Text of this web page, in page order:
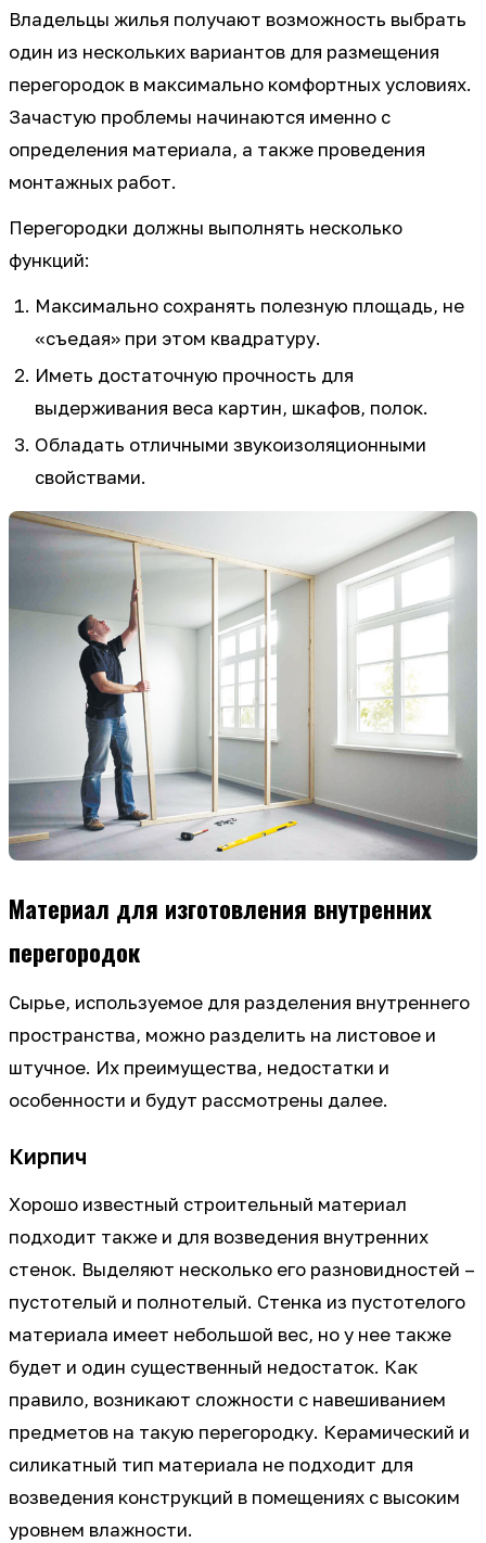
Владельцы жилья получают возможность выбрать
один из нескольких вариантов для размещения
перегородок в максимально комфортных условиях.
Зачастую проблемы начинаются именно с
определения материала, а также проведения
монтажных работ.
Перегородки должны выполнять несколько
функций:
Максимально сохранять полезную площадь, не
«съедая» при этом квадратуру.
Иметь достаточную прочность для
выдерживания веса картин, шкафов, полок.
Обладать отличными звукоизоляционными
свойствами.
Материал для изготовления внутренних
перегородок
Сырье, используемое для разделения внутреннего
пространства, можно разделить на листовое и
штучное. Их преимущества, недостатки и
особенности и будут рассмотрены далее.
Кирпич
Хорошо известный строительный материал
подходит также и для возведения внутренних
стенок. Выделяют несколько его разновидностей –
пустотелый и полнотелый. Стенка из пустотелого
материала имеет небольшой вес, но у нее также
будет и один существенный недостаток. Как
правило, возникают сложности с навешиванием
предметов на такую перегородку. Керамический и
силикатный тип материала не подходит для
возведения конструкций в помещениях с высоким
уровнем влажности.